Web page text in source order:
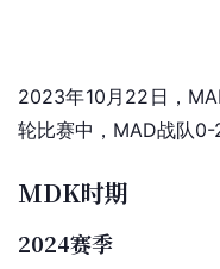
2023年10月22日，
轮比赛中，MAD战队0-
MDK时期
2024赛季